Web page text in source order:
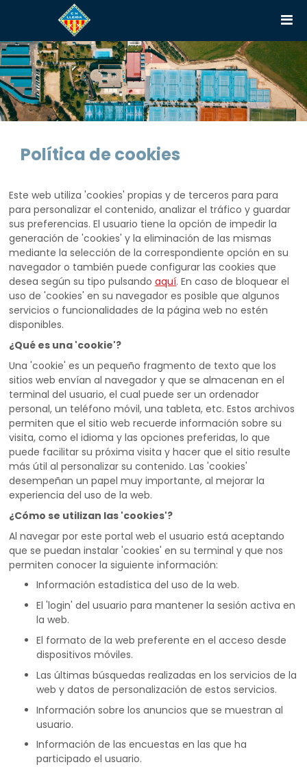
Política de cookies
Este web utiliza 'cookies' propias y de terceros para para
para personalizar el contenido, analizar el tráfico y guardar
sus preferencias. El usuario tiene la opción de impedir la
generación de 'cookies' y la eliminación de las mismas
mediante la selección de la correspondiente opción en su
navegador o también puede configurar las cookies que
desea según su tipo pulsandoaquí. En caso de bloquear el
uso de 'cookies' en su navegador es posible que algunos
servicios o funcionalidades de la página web no estén
disponibles.
¿Qué es una 'cookie'?
Una 'cookie' es un pequeño fragmento de texto que los
sitios web envían al navegador y que se almacenan en el
terminal del usuario, el cual puede ser un ordenador
personal, un teléfono móvil, una tableta, etc. Estos archivos
permiten que el sitio web recuerde información sobre su
visita, como el idioma y las opciones preferidas, lo que
puede facilitar su próxima visita y hacer que el sitio resulte
más útil al personalizar su contenido. Las 'cookies'
desempeñan un papel muy importante, al mejorar la
experiencia del uso de la web.
¿Cómo se utilizan las 'cookies'?
Al navegar por este portal web el usuario está aceptando
que se puedan instalar 'cookies' en su terminal y que nos
permiten conocer la siguiente información:
Información estadística del uso de la web.
El 'login' del usuario para mantener la sesión activa en
la web.
El formato de la web preferente en el acceso desde
dispositivos móviles.
Las últimas búsquedas realizadas en los servicios de la
web y datos de personalización de estos servicios.
Información sobre los anuncios que se muestran al
usuario.
Información de las encuestas en las que ha
participado el usuario.